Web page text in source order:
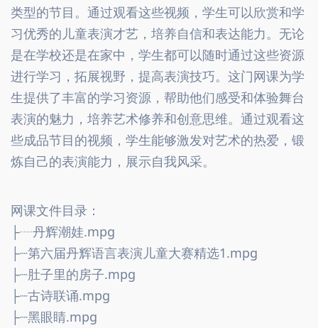
类型的节目。通过观看这些视频，学生可以欣赏和学
习优秀的儿童表演才艺，培养自信和表达能力。无论
是在学校还是在家中，学生都可以随时通过这些资源
进行学习，拓展视野，提高表演技巧。这门网课为学
生提供了丰富的学习资源，帮助他们感受和体验舞台
表演的魅力，培养艺术修养和创意思维。通过观看这
些成品节目的视频，学生能够激发对艺术的热爱，锻
炼自己的表演能力，展示自我风采。
网课文件目录：
├┈丹辉潮娃.mpg
├┈第六届丹辉语言表演儿童大赛精选1.mpg
├┈肚子里的房子.mpg
├┈古诗联诵.mpg
├┈黑眼睛.mpg